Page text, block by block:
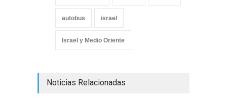
autobus israel
Israel y Medio Oriente
Noticias Relacionadas